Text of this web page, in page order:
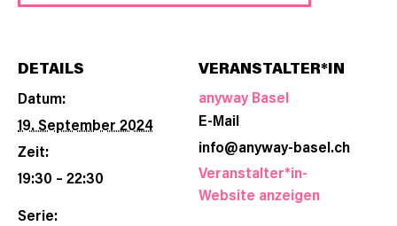
DETAILS
Datum:
19. September 2024
Zeit:
19:30 – 22:30
Serie:
VERANSTALTER*IN
anyway Basel
E-Mail
info@anyway-basel.ch
Veranstalter*in-
Website anzeigen